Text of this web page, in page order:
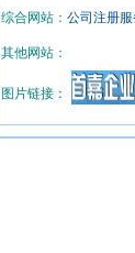
综合网站： 公司注册
其他网站：
图片链接：